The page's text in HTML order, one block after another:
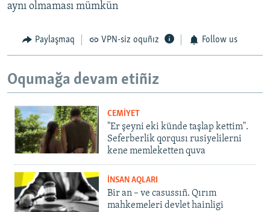
aynı olmaması mümkün
Paylaşmaq VPN-siz oquñız Follow us
Oqumağa devam etiñiz
CEMİYET
"Er şeyni eki künde taşlap kettim".
Seferberlik qorqusı rusiyelilerni
kene memleketten quva
İNSAN AQLARI
Bir an – ve casussıñ. Qırım
mahkemeleri devlet hainligi